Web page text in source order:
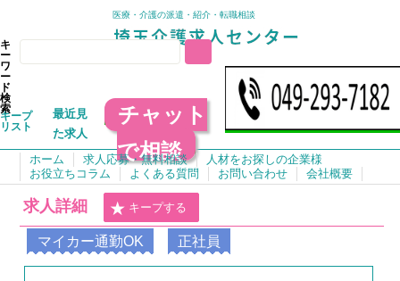
医療・介護の派遣・紹介・転職相談
キ
ー
ワ
ー
ド
検
索
キープ
リスト
最近見
た求人
チャット
で相談
ホーム 求人応募・無料相談
人材をお探しの企業様
お役立ちコラム
よくある質問 お問い合わせ 会社概要
求人詳細 キープする
マイカー通勤OK 正社員